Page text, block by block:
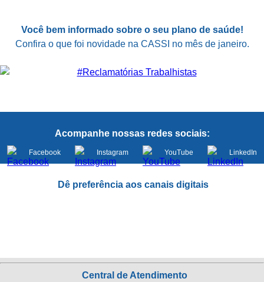
Você bem informado sobre o seu plano de saúde!
Confira o que foi novidade na CASSI no mês de janeiro.
Acompanhe nossas redes sociais:
Facebook Instagram YouTube LinkedIn
Dê preferência aos canais digitais
Central de Atendimento